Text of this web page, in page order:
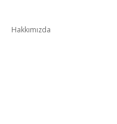
Hakkımızda